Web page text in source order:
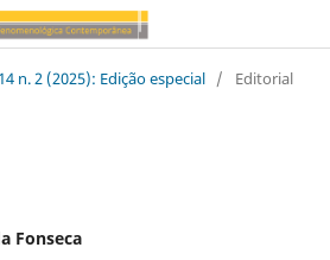
n. 2 (2025): Edição especial / Editorial
Fonseca